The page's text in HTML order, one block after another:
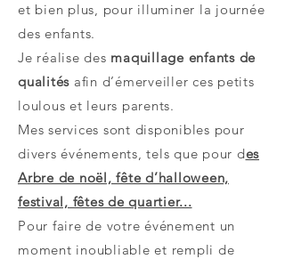
et bien plus, pour illuminer la journée
des enfants.
Je réalise des maquillage enfants de
qualités afin d’émerveiller ces petits
loulous et leurs parents.
Mes services sont disponibles pour
divers événements, tels que pour des
Arbre de noël, fête d’halloween,
festival, fêtes de quartier...
Pour faire de votre événement un
moment inoubliable et rempli de